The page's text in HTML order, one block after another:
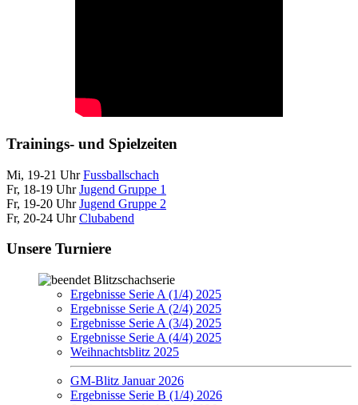
Trainings- und Spielzeiten
Mi, 19-21 UhrFussballschach
Fr, 18-19 UhrJugend Gruppe 1
Fr, 19-20 UhrJugend Gruppe 2
Fr, 20-24 UhrClubabend
Unsere Turniere
Blitzschachserie
Ergebnisse Serie A (1/4) 2025
Ergebnisse Serie A (2/4) 2025
Ergebnisse Serie A (3/4) 2025
Ergebnisse Serie A (4/4) 2025
Weihnachtsblitz 2025
GM-Blitz Januar 2026
Ergebnisse Serie B (1/4) 2026